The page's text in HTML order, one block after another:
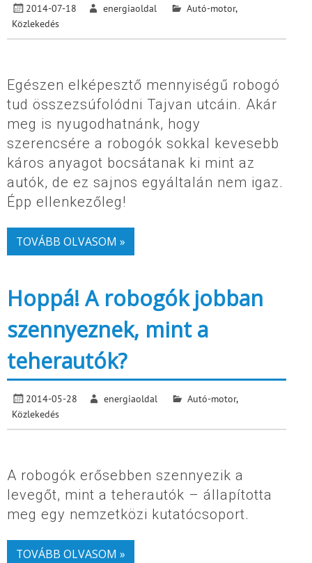
2014-07-18 energiaoldal Autó-motor,
Közlekedés
Egészen elképesztő mennyiségű robogó
tud összezsúfolódni Tajvan utcáin. Akár
meg is nyugodhatnánk, hogy
szerencsére a robogók sokkal kevesebb
káros anyagot bocsátanak ki mint az
autók, de ez sajnos egyáltalán nem igaz.
Épp ellenkezőleg!
TOVÁBB OLVASOM »
Hoppá! A robogók jobban
szennyeznek, mint a
teherautók?
2014-05-28 energiaoldal Autó-motor,
Közlekedés
A robogók erősebben szennyezik a
levegőt, mint a teherautók – állapította
meg egy nemzetközi kutatócsoport.
TOVÁBB OLVASOM »